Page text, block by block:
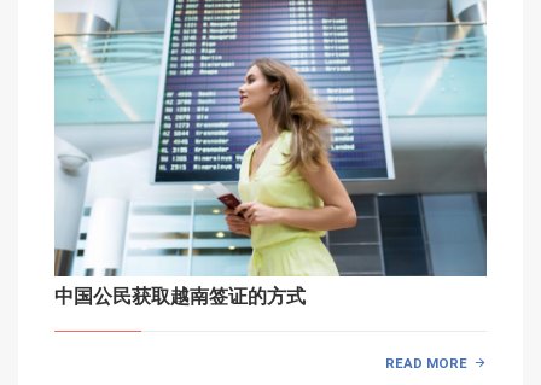
中国公民获取越南签证的方式
READ MORE